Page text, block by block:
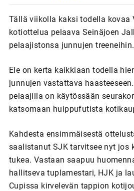
Tällä viikolla kaksi todella kovaa
kotiottelua pelaava Seinäjoen
pelaajistonsa junnujen treeneihin.
Ele on kerta kaikkiaan todella
junnujen vastattava
pelaajilla on käytössään
katsomaan huippufutista
Kahdesta ensimmäisestä
saalistanut SJK tarvitsee nyt jos
tukea. Vastaan saapuu
hallitseva tuplamestari, HJK ja
Cupissa kirvelevän tappion